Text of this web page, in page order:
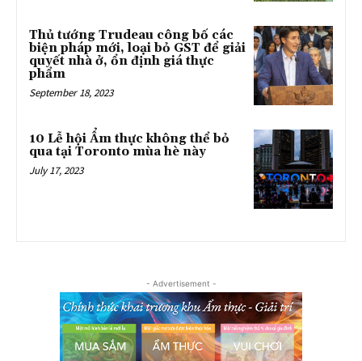
Thủ tướng Trudeau công bố các
biện pháp mới, loại bỏ GST để giải
quyết nhà ở, ổn định giá thực
phẩm
September 18, 2023
10 Lễ hội Ẩm thực không thể bỏ
qua tại Toronto mùa hè này
July 17, 2023
- Advertisement -